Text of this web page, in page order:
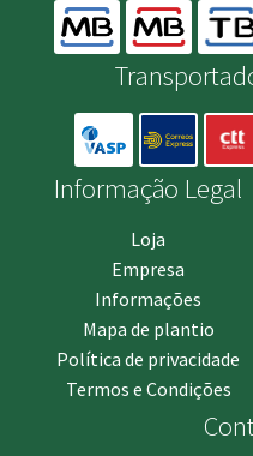
Informação Legal
Loja
Empresa
Informações
Mapa de plantio
Política de privacidade
Termos e Condições